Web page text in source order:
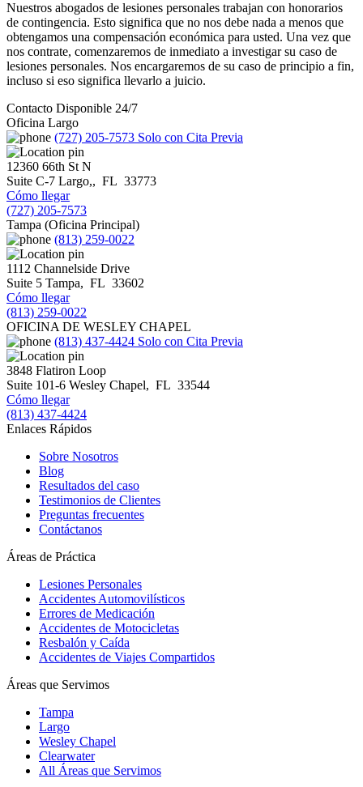
Nuestros abogados de lesiones personales trabajan con honorarios
de contingencia. Esto significa que no nos debe nada a menos que
obtengamos una compensación económica para usted. Una vez que
nos contrate, comenzaremos de inmediato a investigar su caso de
lesiones personales. Nos encargaremos de su caso de principio a fin,
incluso si eso significa llevarlo a juicio.
Contacto Disponible 24/7
Oficina Largo
(727) 205-7573 Solo con Cita Previa
12360 66th St N
Suite C-7 Largo,, FL 33773
Cómo llegar
(727) 205-7573
Tampa (Oficina Principal)
(813) 259-0022
1112 Channelside Drive
Suite 5 Tampa, FL 33602
Cómo llegar
(813) 259-0022
OFICINA DE WESLEY CHAPEL
(813) 437-4424 Solo con Cita Previa
3848 Flatiron Loop
Suite 101-6 Wesley Chapel, FL 33544
Cómo llegar
(813) 437-4424
Enlaces Rápidos
Sobre Nosotros
Blog
Resultados del caso
Testimonios de Clientes
Preguntas frecuentes
Contáctanos
Áreas de Práctica
Lesiones Personales
Accidentes Automovilísticos
Errores de Medicación
Accidentes de Motocicletas
Resbalón y Caída
Accidentes de Viajes Compartidos
Áreas que Servimos
Tampa
Largo
Wesley Chapel
Clearwater
All Áreas que Servimos